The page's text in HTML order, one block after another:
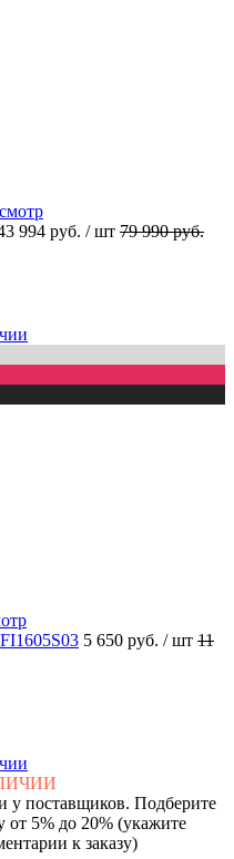
994 руб. / шт 79 990 руб.
5 650 руб. / шт 11
у поставщиков. Подберите
5% до 20% (укажите
к заказу)